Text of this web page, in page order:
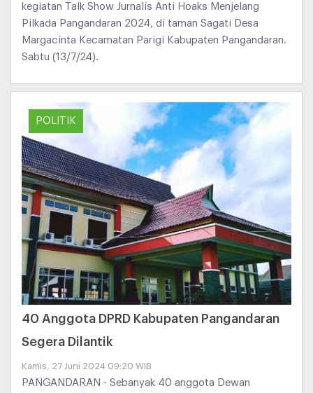
kegiatan Talk Show Jurnalis Anti Hoaks Menjelang
Pilkada Pangandaran 2024, di taman Sagati Desa
Margacinta Kecamatan Parigi Kabupaten Pangandaran.
Sabtu (13/7/24).
POLITIK
40 Anggota DPRD Kabupaten Pangandaran
Segera Dilantik
Kamis, 27 Juni 2024 09:20 WIB
PANGANDARAN - Sebanyak 40 anggota Dewan